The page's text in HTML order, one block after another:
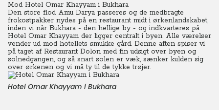
Mod Hotel Omar Khayyam i Bukhara
Den store flod Amu Darya passeres og de medbragte
frokostpakker nydes på en restaurant midt i ørkenlandskabet,
inden vi når Bukhara - den hellige by - og indkvarteres på
Hotel Omar Khayyam der ligger centralt i byen. Alle værelser
vender ud mod hotellets smukke gård. Denne aften spiser vi
på taget af Restaurant Dolon med fin udsigt over byen og
solnedgangen, og så snart solen er væk, sænker kulden sig
over ørkenen og vi må ty til de tykke trøjer.
Hotel Omar Khayyam i Bukhara